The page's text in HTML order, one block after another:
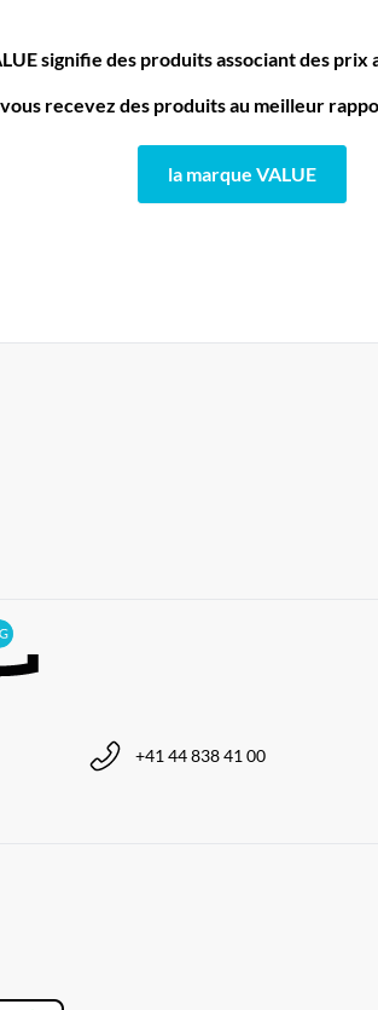
signifie des produits associant des
vous recevez des produits au meilleur
la marque VALUE
+41 44 838 41 00